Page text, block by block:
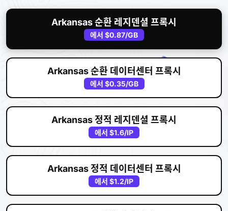
Arkansas 순환 레지덴셜 프록시
에서 $0.87/GB
Arkansas 순환 데이터센터 프록시
에서 $0.35/GB
Arkansas 정적 레지덴셜 프록시
에서 $1.6/IP
Arkansas 정적 데이터센터 프록시
에서 $1.2/IP